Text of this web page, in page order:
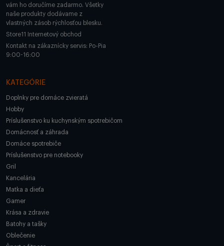
vám ho doručíme zadarmo. Všetky
naše produkty dodávame z
vlastných zásob rýchlosťou blesku.
Store11 Internetový obchod
Kontakt na zákaznícky servis: Po-Pia
9:00-16:00
KATEGÓRIE
Doplnky pre domáce zvieratá
Hobby
Príslušenstvo ku kuchynským spotrebičom
Domácnosť a záhrada
Domáce spotrebiče
Príslušenstvo pre notebooky
Gril
Kancelária
Matka a dieťa
Gamer
Krása a zdravie
Batohy a tašky
Oblečenie